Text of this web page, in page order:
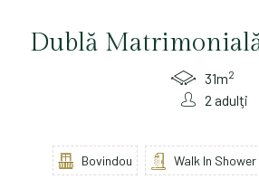
Dublă
31m2
2 adulţi
Bovindou Walk In Shower